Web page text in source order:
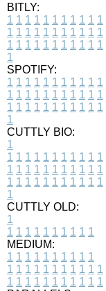
BITLY:
1 1 1 1 1 1 1 1 1 1 1
1 1 1 1 1 1 1 1 1 1 1
1 1 1 1 1 1 1 1 1 1 1
1
SPOTIFY:
1 1 1 1 1 1 1 1 1 1 1
1 1 1 1 1 1 1 1 1 1 1
1 1 1 1 1 1 1 1 1 1 1
1
CUTTLY BIO:
1
1 1 1 1 1 1 1 1 1 1 1
1 1 1 1 1 1 1 1 1 1 1
1 1 1 1 1 1 1 1 1 1 1
1
CUTTLY OLD:
1
1 1 1 1 1 1 1 1 1 1
MEDIUM:
1 1 1 1 1 1 1 1 1 1
1 1 1 1 1 1 1 1 1 1 1
1 1 1 1 1 1 1 1 1 1 1